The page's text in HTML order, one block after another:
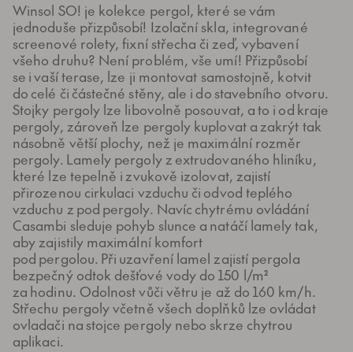
Winsol SO! je kolekce pergol, které se vám
jednoduše přizpůsobí! Izolační skla, integrované
screenové rolety, fixní střecha či zeď, vybavení
všeho druhu? Není problém, vše umí! Přizpůsobí
se i vaší terase, lze ji montovat samostojně, kotvit
do celé či částečné stěny, ale i do stavebního otvoru.
Stojky pergoly lze libovolně posouvat, a to i od kraje
pergoly, zároveň lze pergoly kuplovat a zakrýt tak
násobně větší plochy, než je maximální rozměr
pergoly. Lamely pergoly z extrudovaného hliníku,
které lze tepelně i zvukově izolovat, zajistí
přirozenou cirkulaci vzduchu či odvod teplého
vzduchu z pod pergoly. Navíc chytrému ovládání
Casambi sleduje pohyb slunce a natáčí lamely tak,
aby zajistily maximální komfort
pod pergolou. Při uzavření lamel zajistí pergola
bezpečný odtok dešťové vody do 150 l/m²
za hodinu. Odolnost vůči větru je až do 160 km/h.
Střechu pergoly včetně všech doplňků lze ovládat
ovladači na stojce pergoly nebo skrze chytrou
aplikaci.